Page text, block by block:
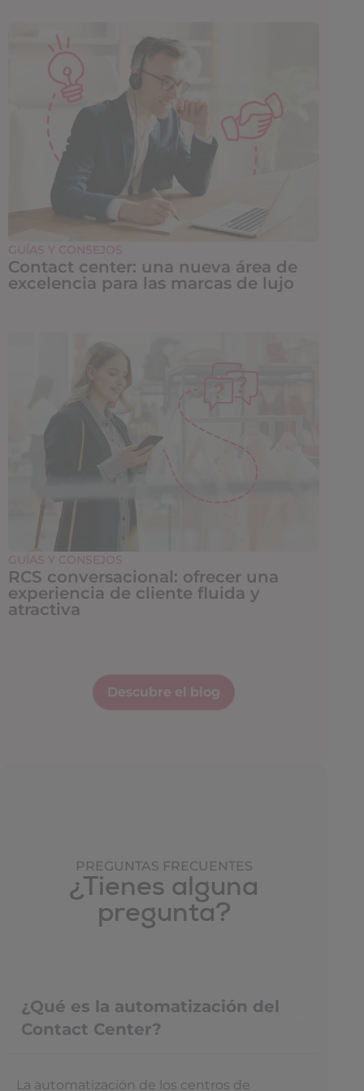
GUÍAS Y CONSEJOS
Contact center: una nueva área de
excelencia para las marcas de lujo
GUÍAS Y CONSEJOS
RCS conversacional: ofrecer una
experiencia de cliente fluida y
atractiva
Descubre el blog
PREGUNTAS FRECUENTES
¿Tienes alguna
pregunta?
¿Qué es la automatización del
Contact Center?
La automatización de los centros de